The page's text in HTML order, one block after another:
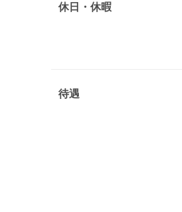
休日・休暇
待遇